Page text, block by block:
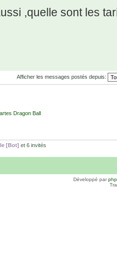
,quelle sont les
Afficher les messages postés depuis:
Dragon Ball
[Bot] et 6 invités
Développé par